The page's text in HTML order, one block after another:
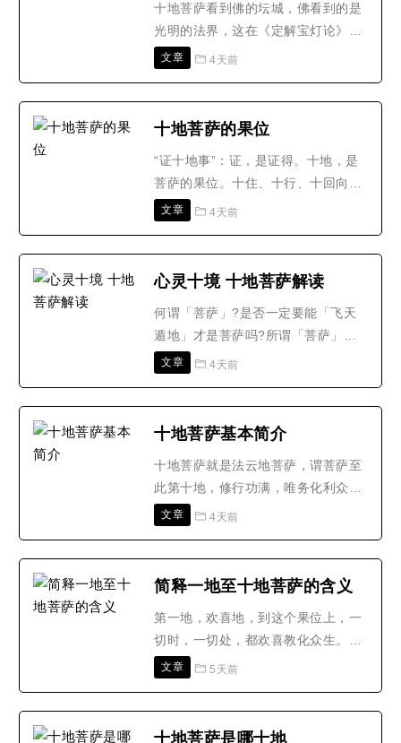
念阿弥陀佛?文殊、普贤劝..
十地菩萨看到佛的坛城，佛看到的是
光明的法界，这在《定解宝灯论》中
说得很清楚。十地菩萨所看到的佛的
城，它是大无为法，光明与空性无二
中的坛城现前，二者之间不一样。化
身佛有生有灭，而报身佛是..
文章 4天前
十地菩萨的果位
“证十地事”：证，是证得。十地，是
菩萨的果位。十住、十行、十回向，
这叫三贤位。十地菩萨的果位──(一)
境界上的，不会哭，你打他，骂他，
骂他，他也欢喜;无论怎么样，他都欢
喜，这是初地。(二)..
文章 4天前
心灵十境 十地菩萨解读
何谓「菩萨」?是否一定要能「飞天
遁地」才是菩萨吗?所谓「菩萨」，
并不是指土雕木刻的形像，也不见得
几年来，天灾人祸频传，如：最近因
等国家，带来特大豪雨，造成世纪性
异常严重的洪涝大灾害。我们..
文章 4天前
十地菩萨基本简介
十地菩萨就是法云地菩萨，谓菩萨至
此第十地，修行功满，唯务化利众
生，大慈如云，普能阴覆，虽施作利
满，唯务化利众生，大慈如云，普能
云：慈阴妙云，覆涅槃海，名法云
地。(梵语涅槃，华言灭度;谓..
文章 4天前
简释一地至十地菩萨的含义
第一地，欢喜地，到这个果位上，一
切时，一切处，都欢喜教化众生。因
为欢喜，第二就离垢，所以二地叫“离
得到离垢，得到清净。到三地，因为
文章 5天前
十地菩萨是哪十地